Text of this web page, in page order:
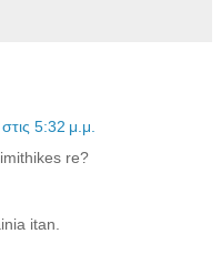
5:32 μ.μ.
re?
itan.